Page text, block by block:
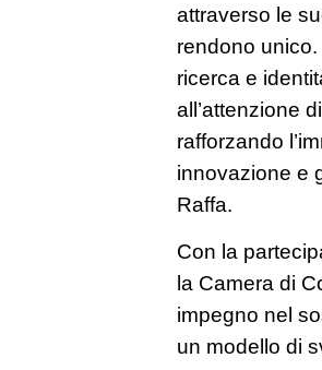
attraverso le
rendono
ricerca e
all’attenzione
rafforzando
innovazione e
Raffa.
Con la
la Camera di
impegno nel
un modello di